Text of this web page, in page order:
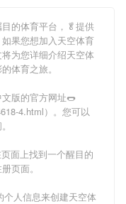
的体育平台，🥬提供
果您想加入天空体育
为您详细介绍天空体
体育之旅。
版的官方网址🌭
4.html）。您可以
面上找到一个醒目的
页面。
人信息来创建天空体